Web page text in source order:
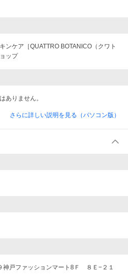
ンケア［QUATTRO BOTANICO（クワト
ップ
ありません。
さらに詳しい説明を見る（パソコン版）
戸ファッションマート8Ｆ　８Ｅ−２１